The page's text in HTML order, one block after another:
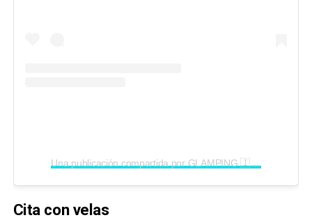
Una publicación compartida por GLAMPING 🇮🇹 ITALY (@glamping_italy)
Cita con velas